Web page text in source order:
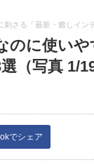
刺さる「最新・癒しイン
のに使い
（写真 1/19
でシェア